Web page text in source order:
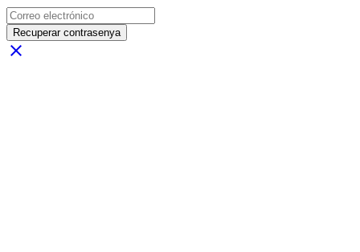
Recuperar contrasenya
close